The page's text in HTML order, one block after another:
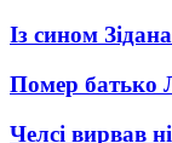
Із сином
Помер батько
Челсі вирвав